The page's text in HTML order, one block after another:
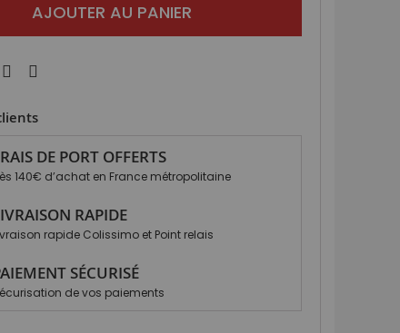
AJOUTER AU PANIER
DE PORT OFFERTS
140€ d’achat en France métropolitaine
RAPIDE
rapide Colissimo et Point relais
SÉCURISÉ
de vos paiements